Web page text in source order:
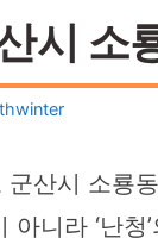
시 소
군산시 소룡
아니라 ‘난